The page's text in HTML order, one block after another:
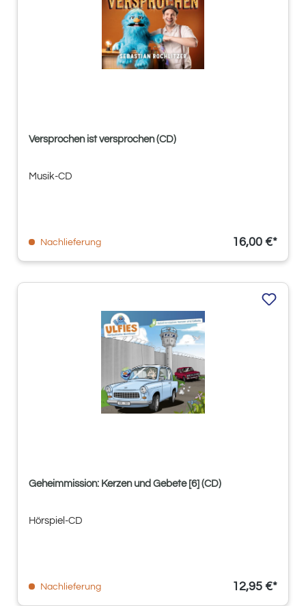
Versprochen ist versprochen (CD)
Musik-CD
Nachlieferung 16,00 €*
Geheimmission: Kerzen und Gebete [6] (CD)
Hörspiel-CD
Nachlieferung 12,95 €*